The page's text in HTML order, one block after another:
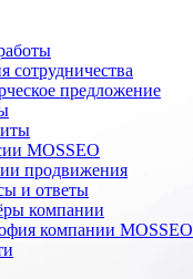
сотрудничества
предложение
MOSSEO
продвижения
и ответы
компании
компании MOSSEO